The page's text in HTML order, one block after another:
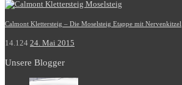
Calmont Klettersteig – Die Moselsteig Etappe mit Nervenkitzel
14.124 24. Mai 2015
Unsere Blogger